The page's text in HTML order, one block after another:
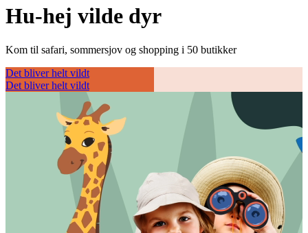
Hu-hej vilde dyr
Kom til safari, sommersjov og shopping i 50 butikker
Det bliver helt vildt
Det bliver helt vildt